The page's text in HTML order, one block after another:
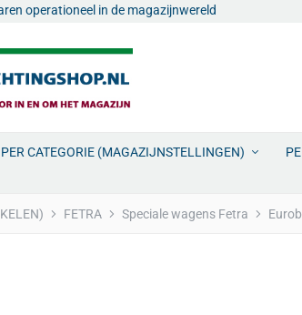
operationeel in de magazijnwereld
PER CATEGORIE (MAGAZIJNSTELLINGEN)
FETRA Speciale wagens Fetra